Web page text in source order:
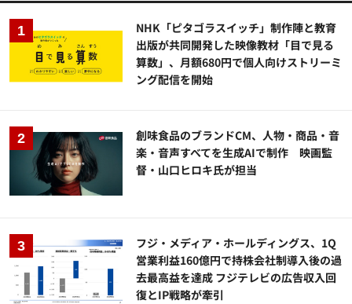
NHK「ピタゴラスイッチ」制作陣と教育
出版が共同開発した映像教材「目で見る
算数」、月額680円で個人向けストリーミ
ング配信を開始
創味食品のブランドCM、人物・商品・音
楽・音声すべてを生成AIで制作 映画監
督・山口ヒロキ氏が担当
フジ・メディア・ホールディングス、1Q
営業利益160億円で持株会社制導入後の過
去最高益を達成 フジテレビの広告収入回
復とIP戦略が牽引